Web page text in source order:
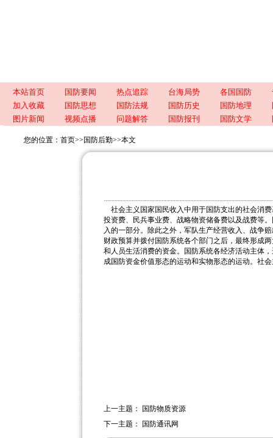
本站首页 国防要闻 热点追踪 台海局势 各国国防
加入收藏
国防思想 国防法规 国防历史 国防地理
图片新闻
视频点播 问题解答 国防报刊 国防文学
您的位置： 首页>> 国防后勤>>本文
社会主义国家国民收入中用于国防支出的社会消
投资费、民兵事业费、战略物资储备费以及战费等
入的一部分。除此之外，军队生产经营收入、战争
财政预算并拨付国防系统各个部门之后，最终形成
和人员生活消费的资金。国防系统各经济活动主体
成国防资金价值形态的运动和实物形态的运动。社
上一主题：
国防物质资源
下一主题：
国防通讯网